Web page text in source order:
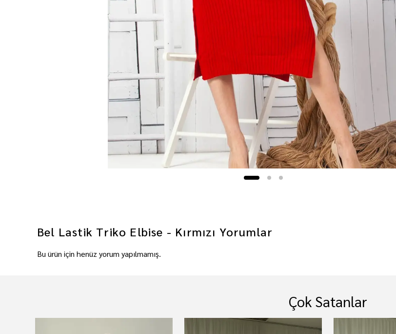
Bel Lastik Triko Elbise - Kırmızı Yorumlar
Bu ürün için henüz yorum yapılmamış.
Çok Satanlar